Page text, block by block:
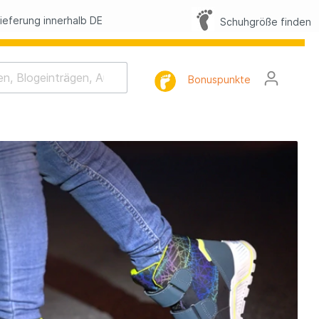
innerhalb DE Schuhgröße finden
Memo-Spiel
Nacht-Geschichte
Suche
Sommer
Bonuspunkte